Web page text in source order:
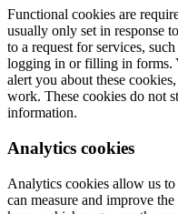
Functional cookies are
usually only set in response
to a request for services,
logging in or filling in forms.
alert you about these
work. These cookies do not
information.
Analytics cookies
Analytics cookies allow us
can measure and improve